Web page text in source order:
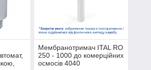
Мембранотримач ITAL RO
250 - 1000 до комерційних
осмосів 4040